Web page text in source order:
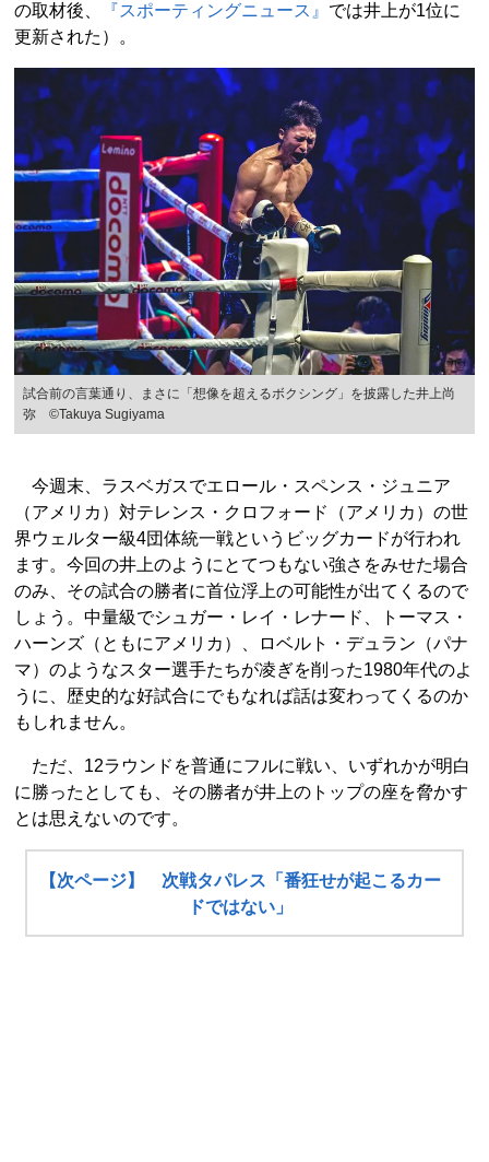
の取材後、
『スポーティングニュース』 では井上が1位に
更新された）。
試合前の言葉通り、まさに「想像を超えるボクシング」を披露した井上尚
弥 ©︎Takuya Sugiyama
今週末、ラスベガスでエロール・スペンス・ジュニア
（アメリカ）対テレンス・クロフォード（アメリカ）の世
界ウェルター級4団体統一戦というビッグカードが行われ
ます。今回の井上のようにとてつもない強さをみせた場合
のみ、その試合の勝者に首位浮上の可能性が出てくるので
しょう。中量級でシュガー・レイ・レナード、トーマス・
ハーンズ（ともにアメリカ）、ロベルト・デュラン（パナ
マ）のようなスター選手たちが凌ぎを削った1980年代のよ
うに、歴史的な好試合にでもなれば話は変わってくるのか
もしれません。
ただ、12ラウンドを普通にフルに戦い、いずれかが明白
に勝ったとしても、その勝者が井上のトップの座を脅かす
とは思えないのです。
【次ページ】 次戦タパレス「番狂せが起こるカー
ドではない」